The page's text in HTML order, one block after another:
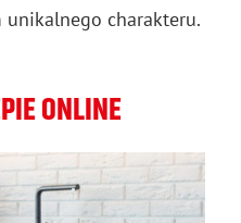
cha­rak­te­ru.
ONLINE